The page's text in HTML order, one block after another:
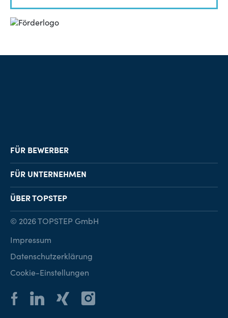
FÜR BEWERBER
Job-Finder
Karriereberatung
FÜR UNTERNEHMEN
Personalvermittlung
Personalsuche
ÜBER TOPSTEP
Kontakt
© 2026 TOPSTEP GmbH
Impressum
Datenschutzerklärung
Cookie-Einstellungen